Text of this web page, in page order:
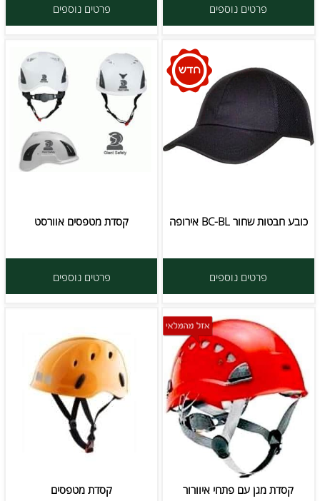
פרטים נוספים פרטים נוספים
כובע חבטות שחור BC-BL אירופה
פרטים נוספים
קסדת מטפסים אוורסט
פרטים נוספים
קסדת מגן עם פתחי איוורור קסדת מטפסים